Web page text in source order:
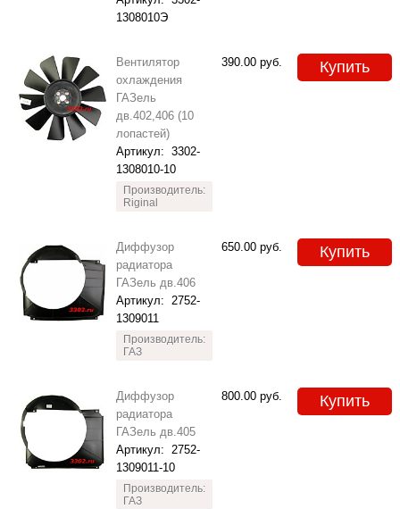
1308010Э
Вентилятор
охлаждения
ГАЗель
дв.402,406 (10
лопастей)
Артикул: 3302-
1308010-10
Производитель:
Riginal
390.00 руб. Купить
Диффузор
радиатора
ГАЗель дв.406
Артикул: 2752-
1309011
Производитель:
ГАЗ
650.00 руб. Купить
Диффузор
радиатора
ГАЗель дв.405
Артикул: 2752-
1309011-10
Производитель:
ГАЗ
800.00 руб. Купить